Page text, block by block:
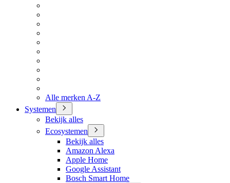
Alle merken A-Z
Systemen
Bekijk alles
Ecosystemen
Bekijk alles
Amazon Alexa
Apple Home
Google Assistant
Bosch Smart Home